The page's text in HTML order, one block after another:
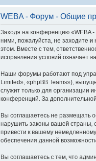
WEBA - Форум - Общие
Заходя на конференцию «WEBA
ними, пожалуйста, не заходите
этом. Вместе с тем,
исправления условий означает
Наши форумы работают под
Limited», «phpBB Teams»),
служит только для организации
конференций. За
Вы соглашаетесь не размещать
нарушить законы вашей страны,
привести к вашему
обеспечения данной
Вы соглашаетесь с тем, что